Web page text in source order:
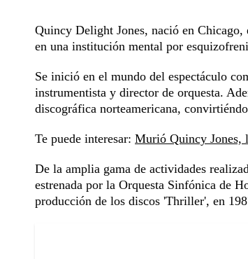
Quincy Delight Jones, nació en Chicago,
en una institución mental por
Se inició en el mundo del espectáculo
instrumentista y director de orquesta.
discográfica norteamericana,
Te puede interesar: Murió Quincy Jones,
De la amplia gama de actividades
estrenada por la Orquesta Sinfónica de
producción de los discos 'Thriller', en